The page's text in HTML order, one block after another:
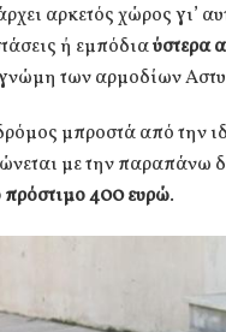
αρκετός χώρος γι’
ή εμπόδιαύστερα
των αρμοδίων
μπροστά από την
με την παραπάνω
400 ευρώ.